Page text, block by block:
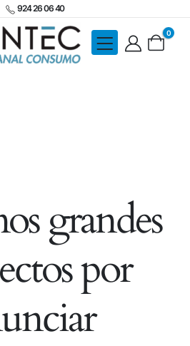
924 26 06 40
0
grandes
por